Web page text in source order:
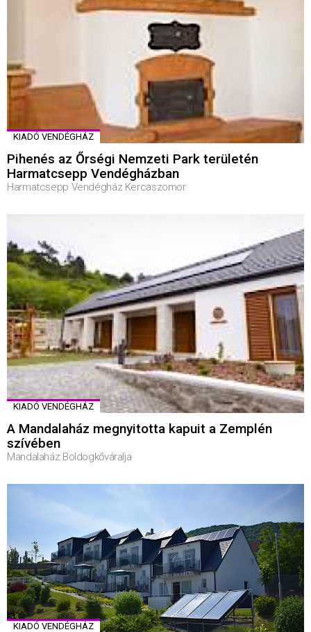
KIADÓ VENDÉGHÁZ
Pihenés az Őrségi Nemzeti Park területén
Harmatcsepp Vendégházban
Harmatcsepp Vendégház Kercaszomor
KIADÓ VENDÉGHÁZ
A Mandalaház megnyitotta kapuit a Zemplén
szívében
Mandalaház Boldogkőváralja
KIADÓ VENDÉGHÁZ